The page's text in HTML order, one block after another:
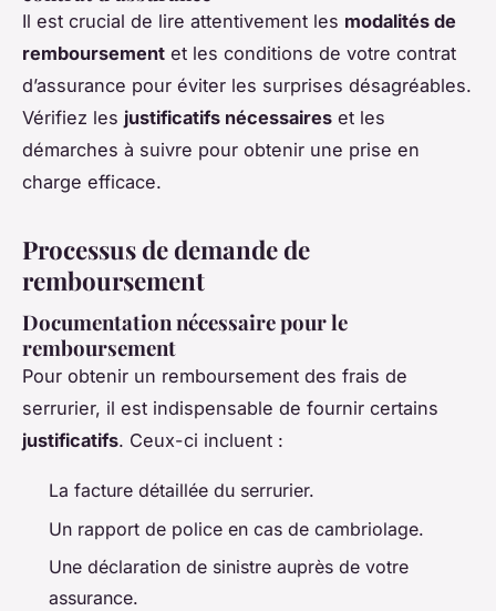
Il est crucial de lire attentivement les modalités de
remboursement et les conditions de votre contrat
d’assurance pour éviter les surprises désagréables.
Vérifiez les justificatifs nécessaires et les
démarches à suivre pour obtenir une prise en
charge efficace.
Processus de demande de
remboursement
Documentation nécessaire pour le
remboursement
Pour obtenir un remboursement des frais de
serrurier, il est indispensable de fournir certains
justificatifs. Ceux-ci incluent :
La facture détaillée du serrurier.
Un rapport de police en cas de cambriolage.
Une déclaration de sinistre auprès de votre
assurance.